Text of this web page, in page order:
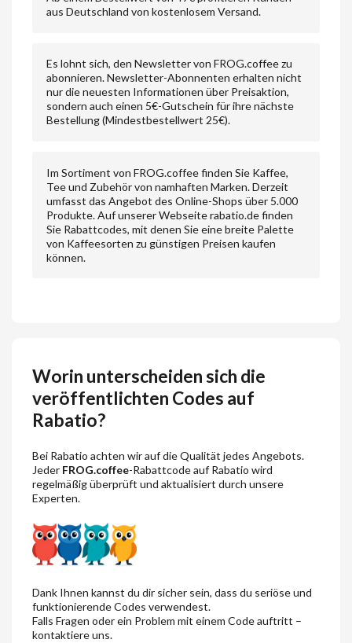
aus Deutschland von kostenlosem Versand.
Es lohnt sich, den Newsletter von FROG.coffee zu
abonnieren. Newsletter-Abonnenten erhalten nicht
nur die neuesten Informationen über Preisaktion,
sondern auch einen 5€-Gutschein für ihre nächste
Bestellung (Mindestbestellwert 25€).
Im Sortiment von FROG.coffee finden Sie Kaffee,
Tee und Zubehör von namhaften Marken. Derzeit
umfasst das Angebot des Online-Shops über 5.000
Produkte. Auf unserer Webseite rabatio.de finden
Sie Rabattcodes, mit denen Sie eine breite Palette
von Kaffeesorten zu günstigen Preisen kaufen
können.
Worin unterscheiden sich die
veröffentlichten Codes auf
Rabatio?
Bei Rabatio achten wir auf die Qualität jedes Angebots.
Jeder FROG.coffee-Rabattcode auf Rabatio wird
regelmäßig überprüft und aktualisiert durch unsere
Experten.
Dank Ihnen kannst du dir sicher sein, dass du seriöse und
funktionierende Codes verwendest.
Falls Fragen oder ein Problem mit einem Code auftritt –
kontaktiere uns.